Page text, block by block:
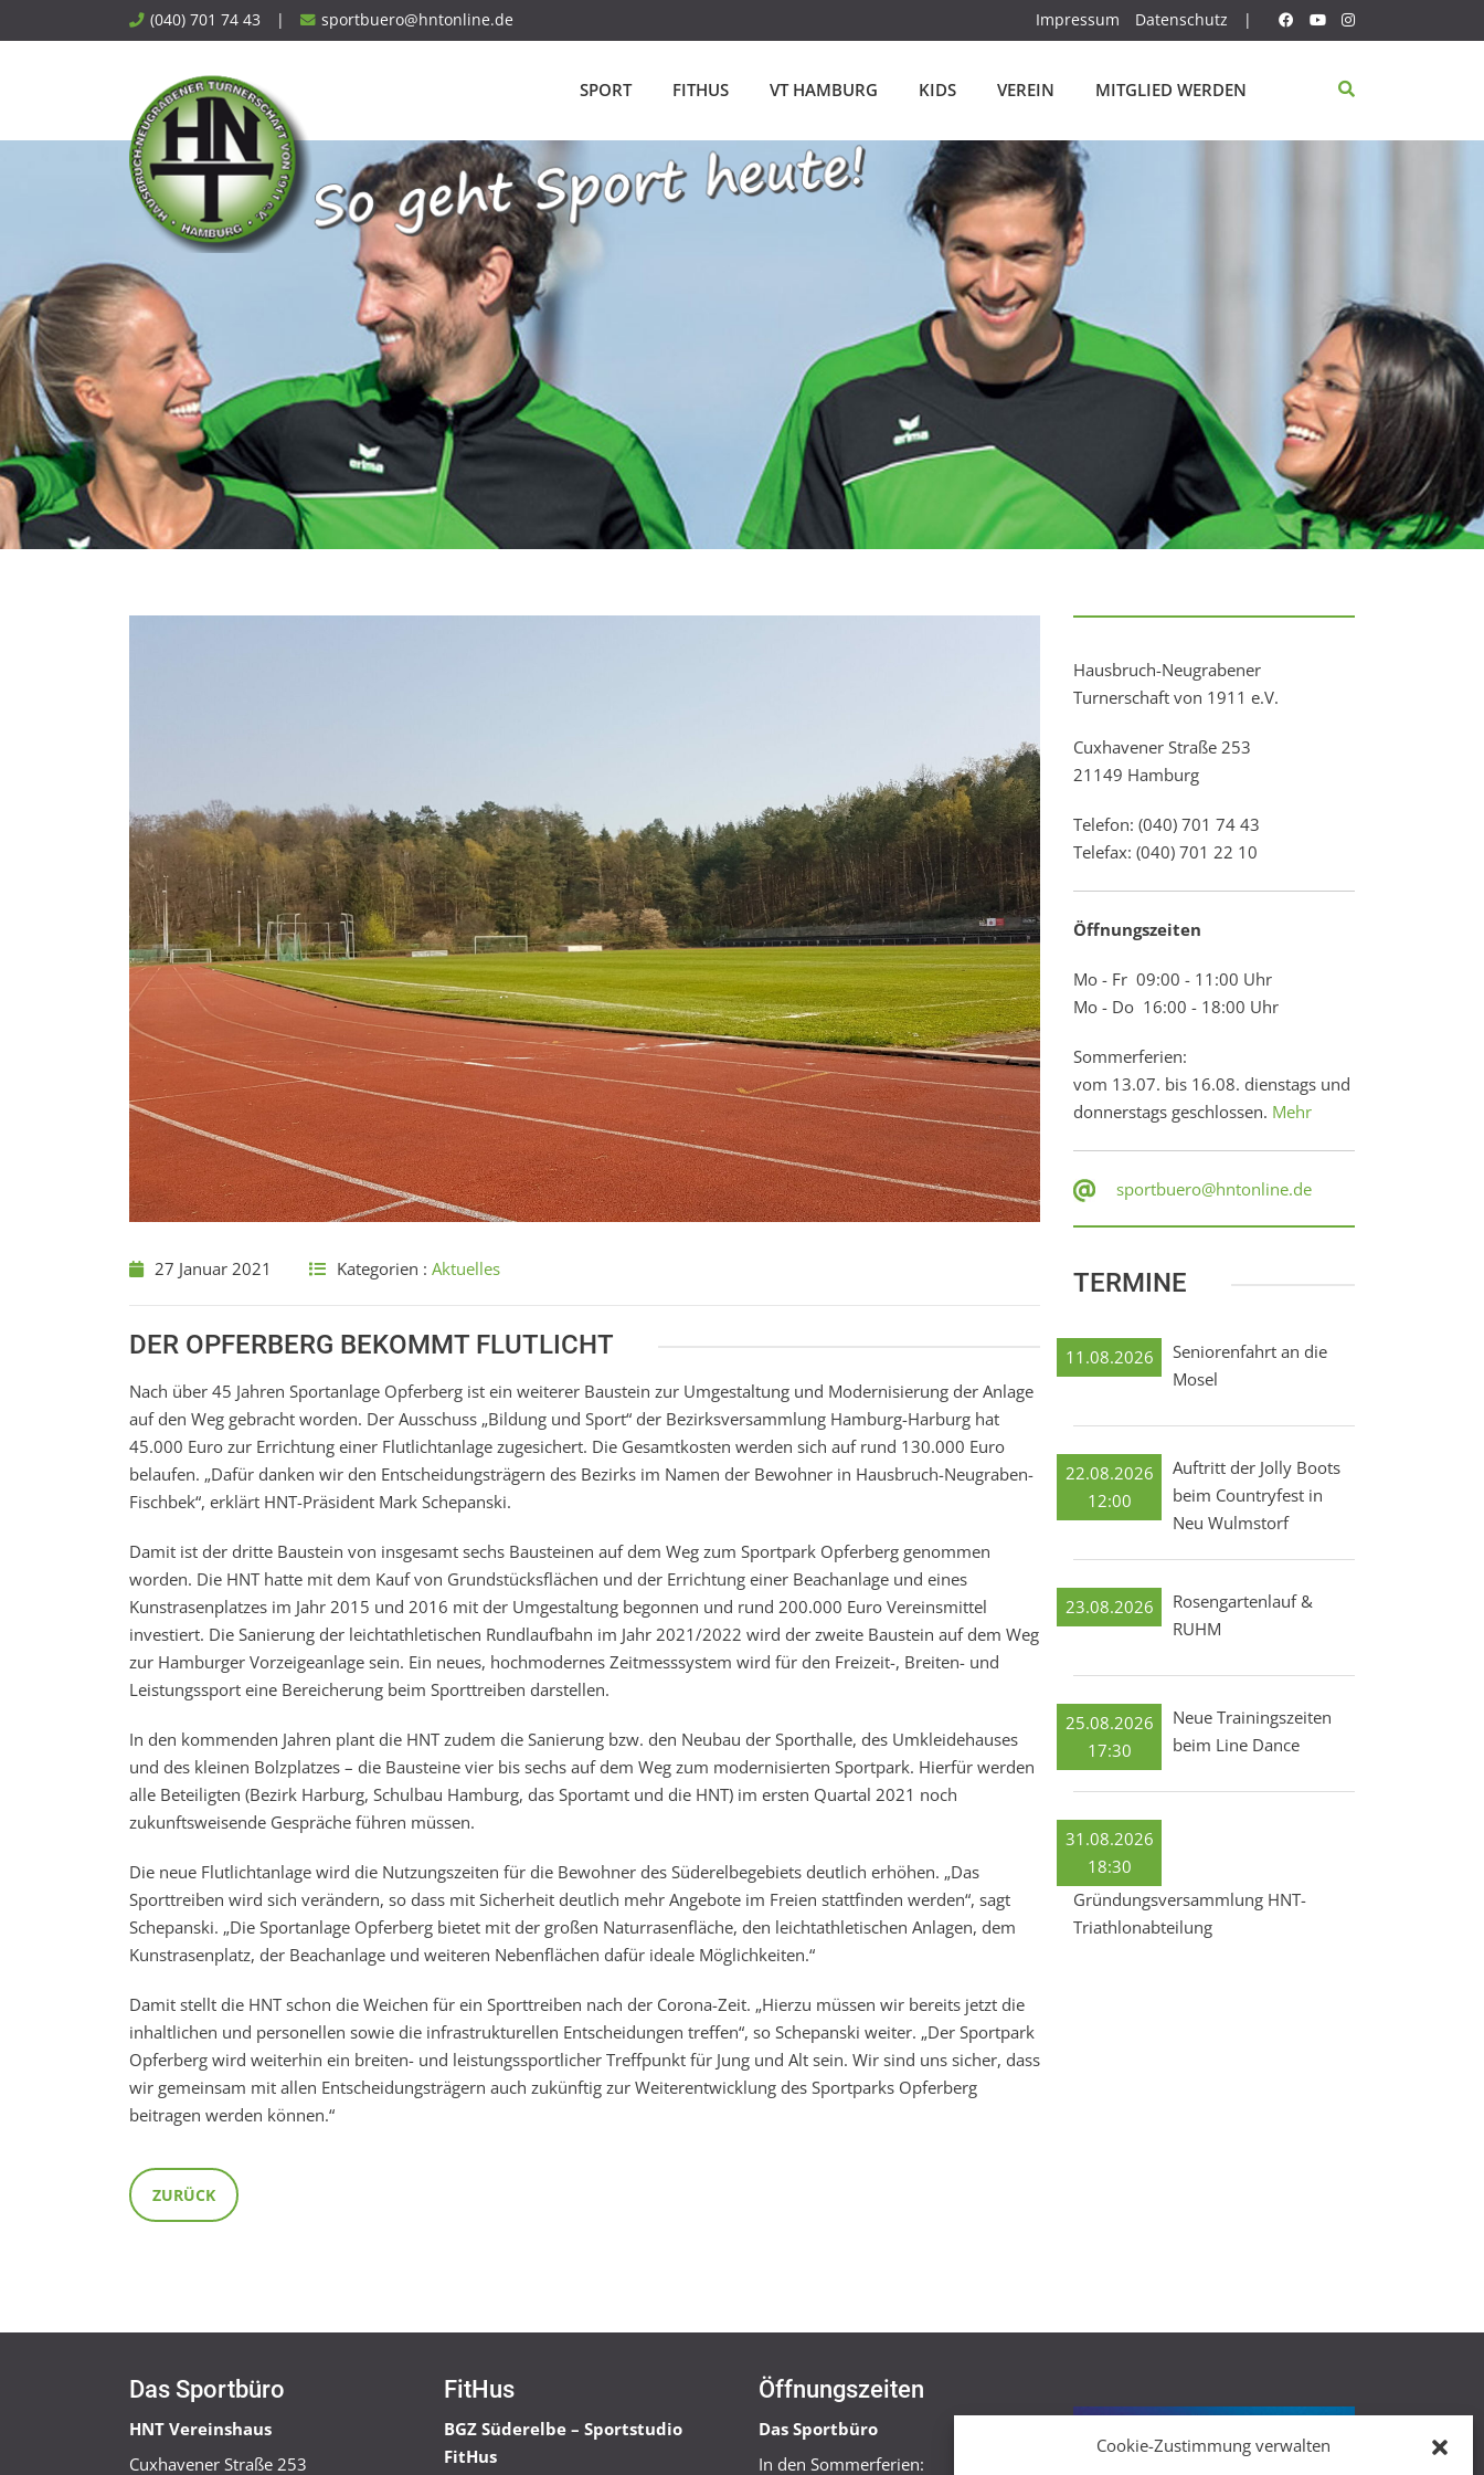
Cookie-Zustimmung verwalten
to
(040) 701 74 43 | sportbuero@hntonline.de Impressum Datenschutz |
SPORT FITHUS VT HAMBURG KIDS VEREIN MITGLIED WERDEN
27 Januar 2021 Kategorien : Aktuelles
DER OPFERBERG BEKOMMT FLUTLICHT
Nach über 45 Jahren Sportanlage Opferberg ist ein weiterer Baustein zur Umgestaltung und Modernisierung der Anlage
auf den Weg gebracht worden. Der Ausschuss „Bildung und Sport“ der Bezirksversammlung Hamburg-Harburg hat
45.000 Euro zur Errichtung einer Flutlichtanlage zugesichert. Die Gesamtkosten werden sich auf rund 130.000 Euro
belaufen. „Dafür danken wir den Entscheidungsträgern des Bezirks im Namen der Bewohner in Hausbruch-Neugraben-
Fischbek“, erklärt HNT-Präsident Mark Schepanski.
Damit ist der dritte Baustein von insgesamt sechs Bausteinen auf dem Weg zum Sportpark Opferberg genommen
worden. Die HNT hatte mit dem Kauf von Grundstücksflächen und der Errichtung einer Beachanlage und eines
Kunstrasenplatzes im Jahr 2015 und 2016 mit der Umgestaltung begonnen und rund 200.000 Euro Vereinsmittel
investiert. Die Sanierung der leichtathletischen Rundlaufbahn im Jahr 2021/2022 wird der zweite Baustein auf dem Weg
zur Hamburger Vorzeigeanlage sein. Ein neues, hochmodernes Zeitmesssystem wird für den Freizeit-, Breiten- und
Leistungssport eine Bereicherung beim Sporttreiben darstellen.
In den kommenden Jahren plant die HNT zudem die Sanierung bzw. den Neubau der Sporthalle, des Umkleidehauses
und des kleinen Bolzplatzes – die Bausteine vier bis sechs auf dem Weg zum modernisierten Sportpark. Hierfür werden
alle Beteiligten (Bezirk Harburg, Schulbau Hamburg, das Sportamt und die HNT) im ersten Quartal 2021 noch
zukunftsweisende Gespräche führen müssen.
Die neue Flutlichtanlage wird die Nutzungszeiten für die Bewohner des Süderelbegebiets deutlich erhöhen. „Das
Sporttreiben wird sich verändern, so dass mit Sicherheit deutlich mehr Angebote im Freien stattfinden werden“, sagt
Schepanski. „Die Sportanlage Opferberg bietet mit der großen Naturrasenfläche, den leichtathletischen Anlagen, dem
Kunstrasenplatz, der Beachanlage und weiteren Nebenflächen dafür ideale Möglichkeiten.“
Damit stellt die HNT schon die Weichen für ein Sporttreiben nach der Corona-Zeit. „Hierzu müssen wir bereits jetzt die
inhaltlichen und personellen sowie die infrastrukturellen Entscheidungen treffen“, so Schepanski weiter. „Der Sportpark
Opferberg wird weiterhin ein breiten- und leistungssportlicher Treffpunkt für Jung und Alt sein. Wir sind uns sicher, dass
wir gemeinsam mit allen Entscheidungsträgern auch zukünftig zur Weiterentwicklung des Sportparks Opferberg
beitragen werden können.“
ZURÜCK
Hausbruch-Neugrabener
Turnerschaft von 1911 e.V.
Cuxhavener Straße 253
21149 Hamburg
Telefon: (040) 701 74 43
Telefax: (040) 701 22 10
Öffnungszeiten
Mo - Fr 09:00 - 11:00 Uhr
Mo - Do 16:00 - 18:00 Uhr
Sommerferien:
vom 13.07. bis 16.08. dienstags und
donnerstags geschlossen. Mehr
sportbuero@hntonline.de
TERMINE
11.08.2026
Seniorenfahrt an die
Mosel
22.08.2026
12:00
Auftritt der Jolly Boots
beim Countryfest in
Neu Wulmstorf
23.08.2026
Rosengartenlauf &
RUHM
25.08.2026
17:30
Neue Trainingszeiten
beim Line Dance
31.08.2026
18:30
Gründungsversammlung HNT-
Triathlonabteilung
Das Sportbüro
HNT Vereinshaus
Cuxhavener Straße 253
FitHus
BGZ Süderelbe – Sportstudio
FitHus
Öffnungszeiten
Das Sportbüro
In den Sommerferien: